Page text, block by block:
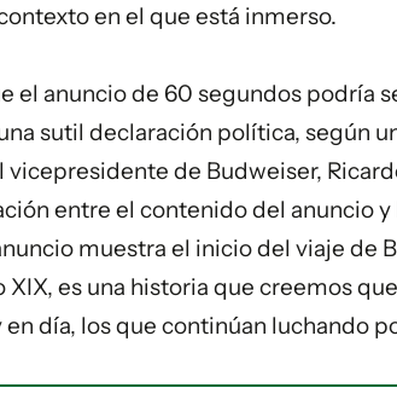
en el que está inmerso.
el anuncio de 60 segundos podría
sutil declaración política, según
vicepresidente de Budweiser,
entre el contenido del anuncio
muestra el inicio del viaje de
XIX, es una historia que creemos
en día, los que continúan luchando